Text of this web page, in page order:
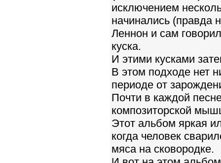
исключением
начинались (правда
Леннон и сам
куска.
И этими кусками
В этом подходе нет
периоде от
Почти в каждой
композиторской
Этот альбом яркая
когда человек
мяса на сковородке.